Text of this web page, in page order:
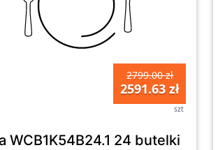
2799.00 zł
2591.63 zł
szt
WCB1K54B24.1 24 butelki